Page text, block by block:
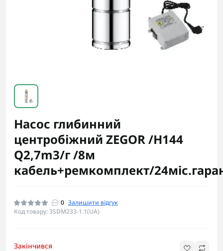
Насос глибинний
центробіжний ZEGOR /H144
Q2,7m3/г /8м
кабель+ремкомплект/
0 Залишити відгук
Код товару: 3SDM233-1.1(UA)
Закінчився